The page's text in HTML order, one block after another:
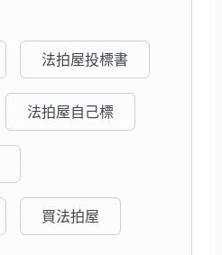
法拍屋投標書
法拍屋自己標
買法拍屋